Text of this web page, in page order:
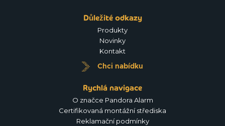
Důležité odkazy
Produkty
Novinky
Kontakt
Chci nabídku
Rychlá navigace
O značce Pandora Alarm
Certifikovaná montážní střediska
Reklamační podmínky